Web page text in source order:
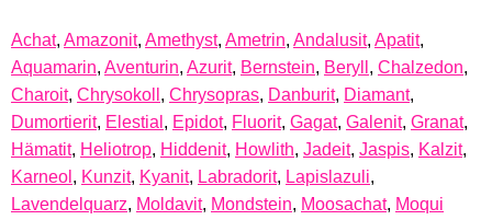
Achat, Amazonit, Amethyst, Ametrin, Andalusit, Apatit,
Aquamarin, Aventurin, Azurit, Bernstein, Beryll , Chalzedon,
Charoit, Chrysokoll , Chrysopras, Danburit, Diamant,
Dumortierit, Elestial , Epidot, Fluorit, Gagat, Galenit, Granat,
Hämatit, Heliotrop, Hiddenit, Howlith, Jadeit, Jaspis, Kalzit,
Karneol , Kunzit, Kyanit, Labradorit, Lapislazuli,
Lavendelquarz, Moldavit, Mondstein, Moosachat, Moqui